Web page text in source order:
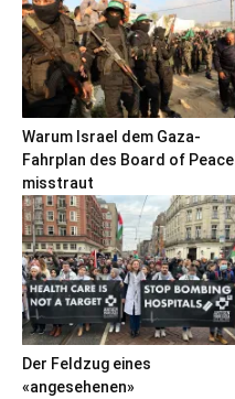
Warum Israel dem Gaza-
Fahrplan des Board of Peace
misstraut
Der Feldzug eines
«angesehenen»